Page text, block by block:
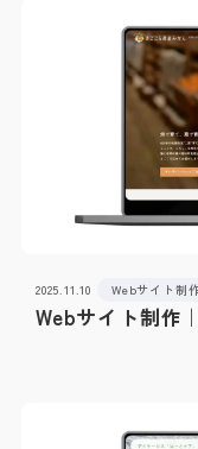
Webサイト制作
2025.11.10 Webサイト制